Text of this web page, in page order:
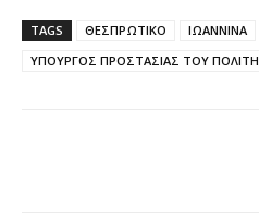
TAGS ΘΕΣΠΡΩΤΙΚΟ ΙΩΑΝΝΙΝΑ
ΥΠΟΥΡΓΟΣ ΠΡΟΣΤΑΣΙΑΣ ΤΟΥ ΠΟΛΙΤΗ